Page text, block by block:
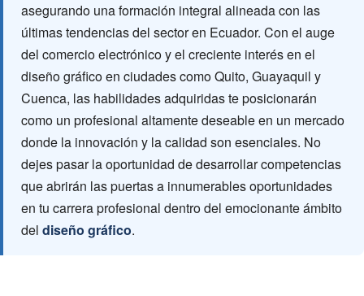
asegurando una formación integral alineada con las
últimas tendencias del sector en Ecuador. Con el auge
del comercio electrónico y el creciente interés en el
diseño gráfico en ciudades como Quito, Guayaquil y
Cuenca, las habilidades adquiridas te posicionarán
como un profesional altamente deseable en un mercado
donde la innovación y la calidad son esenciales. No
dejes pasar la oportunidad de desarrollar competencias
que abrirán las puertas a innumerables oportunidades
en tu carrera profesional dentro del emocionante ámbito
del diseño gráfico.